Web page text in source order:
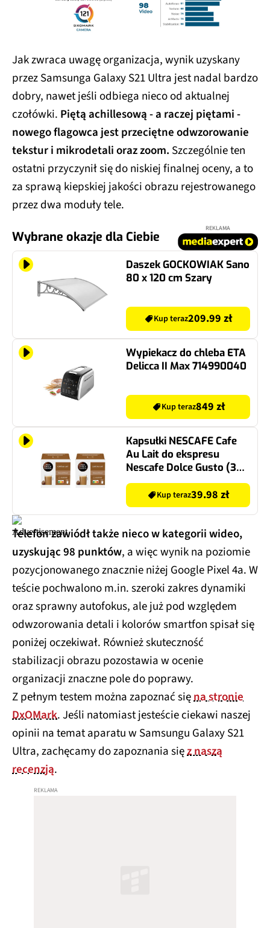
Jak zwraca uwagę organizacja, wynik uzyskany
przez Samsunga Galaxy S21 Ultra jest nadal bardzo
dobry, nawet jeśli odbiega nieco od aktualnej
czołówki. Piętą achillesową - a raczej piętami -
nowego flagowca jest przeciętne odwzorowanie
tekstur i mikrodetali oraz zoom. Szczególnie ten
ostatni przyczynił się do niskiej finalnej oceny, a to
za sprawą kiepskiej jakości obrazu rejestrowanego
przez dwa moduły tele.
Wybrane okazje dla Ciebie
REKLAMA
Daszek GOCKOWIAK Sano
80 x 120 cm Szary
Kup teraz209.99 zł
Wypiekacz do chleba ETA
Delicca II Max 714990040
Kup teraz849 zł
Kapsułki NESCAFE Cafe
Au Lait do ekspresu
Nescafe Dolce Gusto (32
szt.)
Kup teraz39.98 zł
Telefon zawiódł także nieco w kategorii wideo,
uzyskując 98 punktów, a więc wynik na poziomie
pozycjonowanego znacznie niżej Google Pixel 4a. W
teście pochwalono m.in. szeroki zakres dynamiki
oraz sprawny autofokus, ale już pod względem
odwzorowania detali i kolorów smartfon spisał się
poniżej oczekiwał. Również skuteczność
stabilizacji obrazu pozostawia w ocenie
organizacji znaczne pole do poprawy.
Z pełnym testem można zapoznać sięna stronie
DxOMark. Jeśli natomiast jesteście ciekawi naszej
opinii na temat aparatu w Samsungu Galaxy S21
Ultra, zachęcamy do zapoznania sięz naszą
recenzją.